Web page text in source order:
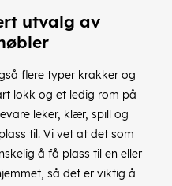
utvalg av
flere typer krakker og
lokk og et ledig rom på
leker, klær, spill og
til. Vi vet at det som
å få plass til en eller
så det er viktig å